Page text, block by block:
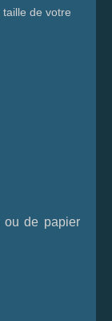
de votre
ou de papier